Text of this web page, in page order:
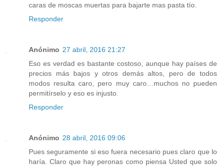
caras de moscas muertas para bajarte mas pasta tío.
Responder
Anónimo 27 abril, 2016 21:27
Eso es verdad es bastante costoso, aunque hay países de
precios más bajos y otros demás altos, pero de todos
modos resulta caro, pero muy caro…muchos no pueden
permitírselo y eso es injusto.
Responder
Anónimo 28 abril, 2016 09:06
Pues seguramente si eso fuera necesario pues claro que lo
haría. Claro que hay peronas como piensa Usted que solo